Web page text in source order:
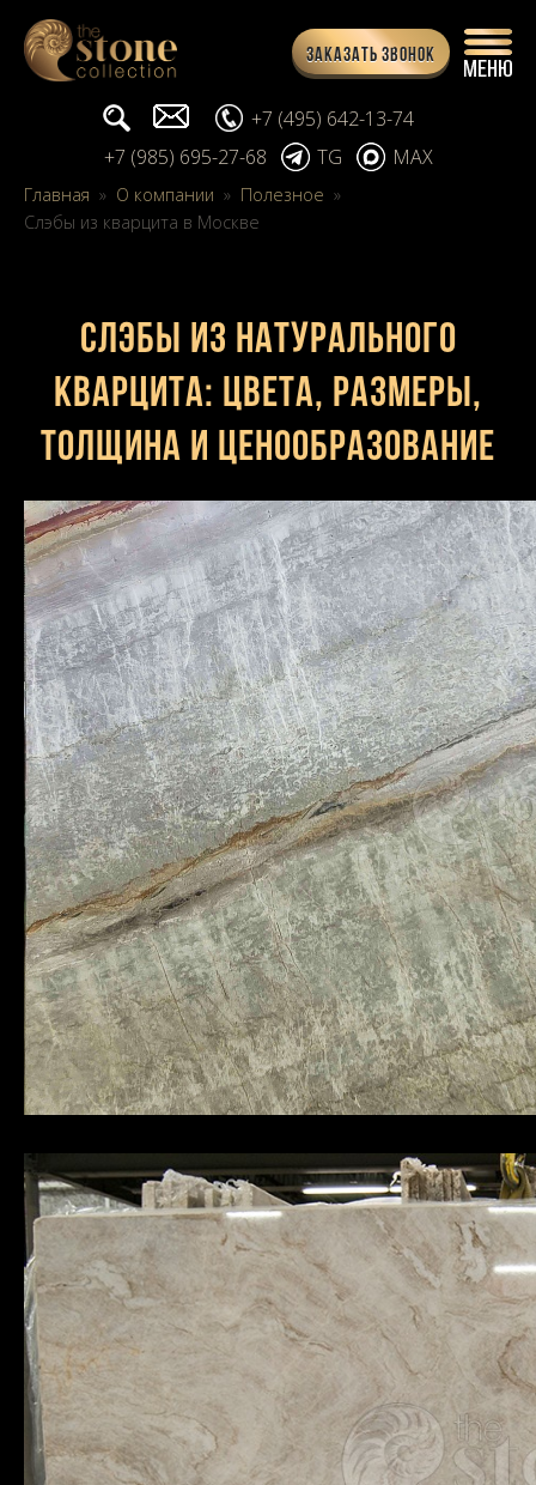
Заказать звонок
Поиск... info@stone-collection.ru
+7 (495) 642-13-74
+7 (985) 695-27-68
TG MAX
Главная » О компании » Полезное »
Слэбы из кварцита в Москве
Слэбы из натурального
кварцита: цвета, размеры,
толщина и ценообразование